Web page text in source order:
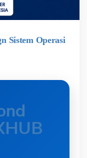
Sistem Operasi